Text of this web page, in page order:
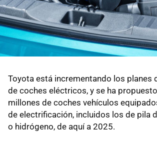
Toyota está incrementando los planes
de coches eléctricos, y se ha
millones de coches vehículos
de electrificación, incluidos los de pila
o hidrógeno, de aquí a 2025.